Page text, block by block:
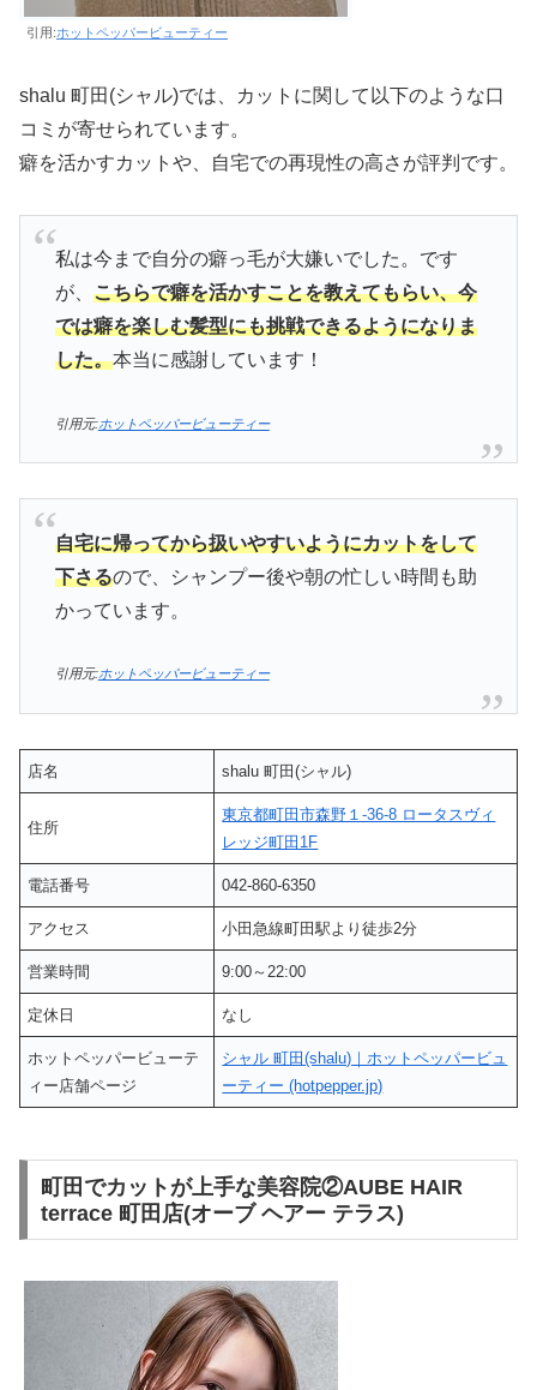
引用:ホットペッパービューティー
shalu 町田(シャル)では、カットに関して以下のような口
コミが寄せられています。
癖を活かすカットや、自宅での再現性の高さが評判です。
私は今まで自分の癖っ毛が大嫌いでした。です
が、 こちらで癖を活かすことを教えてもらい、今
では癖を楽しむ髪型にも挑戦できるようになりま
した。本当に感謝しています！
引用元:ホットペッパービューティー
自宅に帰ってから扱いやすいようにカットをして
下さるので、シャンプー後や朝の忙しい時間も助
かっています。
引用元:ホットペッパービューティー
店名 shalu 町田(シャル)
住所
東京都町田市森野１-36-8 ロータスヴィ
レッジ町田1F
電話番号 042-860-6350
アクセス 小田急線町田駅より徒歩2分
営業時間 9:00～22:00
定休日 なし
ホットペッパービューテ
ィー店舗ページ
シャル 町田(shalu)｜ホットペッパービュ
ーティー (hotpepper.jp)
町田でカットが上手な美容院②AUBE HAIR
terrace 町田店(オーブ ヘアー テラス)